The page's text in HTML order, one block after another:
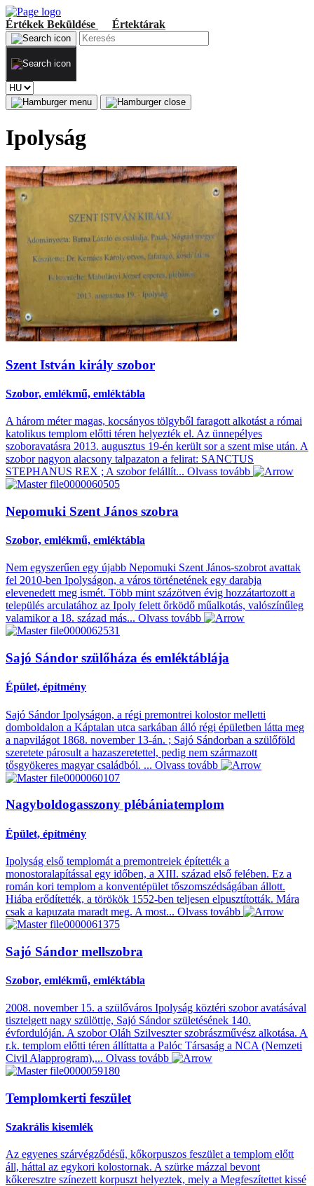
Értékek Beküldése Értektárak
Ipolyság
Szent István király szobor
Szobor, emlékmű, emléktábla
A három méter magas, kocsányos tölgyből faragott alkotást a római
katolikus templom előtti téren helyezték el. Az ünnepélyes
szoboravatásra 2013. augusztus 19-én került sor a szent mise után. A
szobor nagyon alacsony talpazaton a felirat: SANCTUS
STEPHANUS REX ; A szobor felállít... Olvass tovább
Nepomuki Szent János szobra
Szobor, emlékmű, emléktábla
Nem egyszerűen egy újabb Nepomuki Szent János-szobrot avattak
fel 2010-ben Ipolyságon, a város történetének egy darabja
elevenedett meg ismét. Több mint százötven évig hozzátartozott a
település arculatához az Ipoly felett őrködő műalkotás, valószínűleg
valamikor a 18. század más... Olvass tovább
Sajó Sándor szülőháza és emléktáblája
Épület, építmény
Sajó Sándor Ipolyságon, a régi premontrei kolostor melletti
domboldalon a Káptalan utca sarkában álló régi épületben látta meg
a napvilágot 1868. november 13-án. ; Sajó Sándorban a szülőföld
szeretete párosult a hazaszeretettel, pedig nem származott
tősgyökeres magyar családból. ... Olvass tovább
Nagyboldogasszony plébániatemplom
Épület, építmény
Ipolyság első templomát a premontreiek építették a
monostoralapítással egy időben, a XIII. század első felében. Ez a
román kori templom a konventépület tőszomszédságában állott.
Hiába erődítették, a törökök 1552-ben teljesen elpusztították. Mára
csak a kapuzata maradt meg. A most... Olvass tovább
Sajó Sándor mellszobra
Szobor, emlékmű, emléktábla
2008. november 15. a szülőváros Ipolyság köztéri szobor avatásával
tisztelgett nagy szülöttje, Sajó Sándor születésének 140.
évfordulóján. A szobor Oláh Szilveszter szobrászművész alkotása. A
r.k. templom előtti téren állíttatta a Palóc Társaság a NCA (Nemzeti
Civil Alapprogram),... Olvass tovább
Templomkerti feszület
Szakrális kisemlék
Az egyenes szárvégződésű, kőkorpuszos feszület a templom előtt
áll, háttal az egykori kolostornak. A szürke mázzal bevont
kőkeresztre színezett korpuszt helyeztek, mely a Megfeszítettet kissé